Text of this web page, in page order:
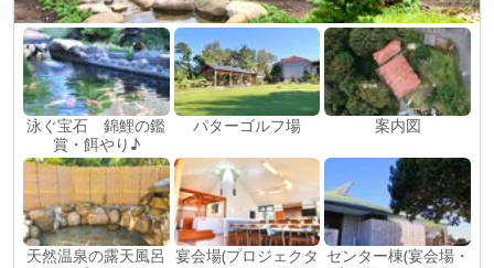
泳ぐ宝石 錦鯉の鑑
賞・餌やり♪
パターゴルフ場 案内図
天然温泉の露天風呂 宴会場(プロジェクタ センター棟(宴会場・